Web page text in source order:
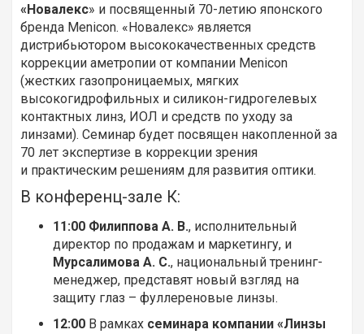
«Новалекс» и посвященный 70-летию японского
бренда Menicon. «Новалекс» является
дистрибьютором высококачественных средств
коррекции аметропии от компании Menicon
(жестких газопроницаемых, мягких
высокогидрофильных и силикон-гидрогелевых
контактных линз, ИОЛ и средств по уходу за
линзами). Семинар будет посвящен накопленной за
70 лет экспертизе в коррекции зрения
и практическим решениям для развития оптики.
В конференц-зале К:
11:00 Филиппова А. В., исполнительный
директор по продажам и маркетингу, и
Мурсалимова А. С., национальный тренинг-
менеджер, представят новый взгляд на
защиту глаз – фуллереновые линзы.
12:00 В рамках семинара компании «Линзы